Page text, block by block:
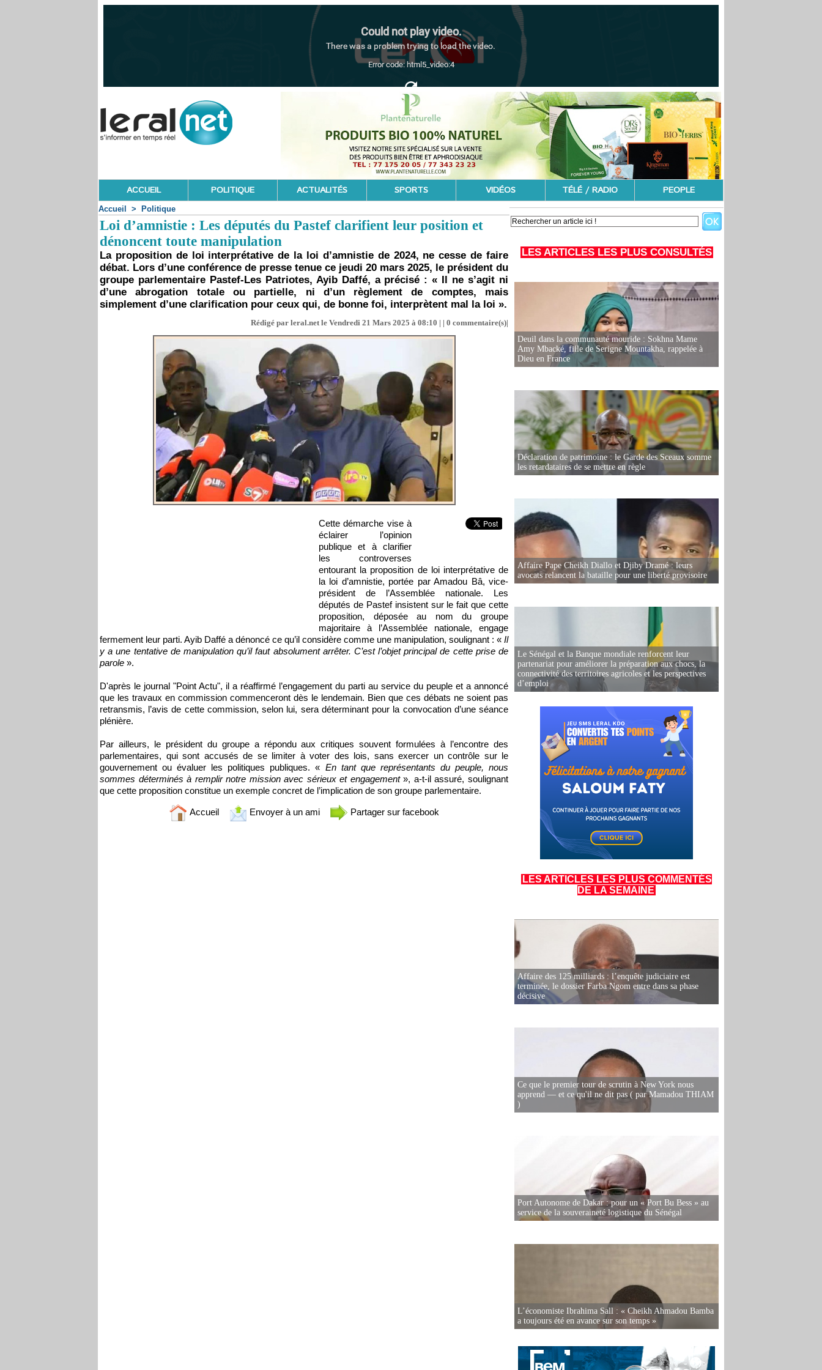
ACCUEIL POLITIQUE ACTUALITÉS SPORTS VIDÉOS TÉLÉ / RADIO PEOPLE
Accueil > Politique
Loi d’amnistie : Les députés du Pastef clarifient leur position et
dénoncent toute manipulation
La proposition de loi interprétative de la loi d’amnistie de 2024, ne cesse de faire
débat. Lors d’une conférence de presse tenue ce jeudi 20 mars 2025, le président du
groupe parlementaire Pastef-Les Patriotes, Ayib Daffé, a précisé : « Il ne s’agit ni
d’une abrogation totale ou partielle, ni d’un règlement de comptes, mais
simplement d’une clarification pour ceux qui, de bonne foi, interprètent mal la loi ».
Rédigé par leral.net le Vendredi 21 Mars 2025 à 08:10 | | 0 commentaire(s)|
Cette démarche vise à
éclairer l’opinion
publique et à clarifier
les controverses
entourant la proposition de loi interprétative de
la loi d’amnistie, portée par Amadou Bâ, vice-
président de l’Assemblée nationale. Les
députés de Pastef insistent sur le fait que cette
proposition, déposée au nom du groupe
majoritaire à l’Assemblée nationale, engage
fermement leur parti. Ayib Daffé a dénoncé ce qu’il considère comme une manipulation, soulignant : « Il
y a une tentative de manipulation qu’il faut absolument arrêter. C’est l’objet principal de cette prise de
parole ».
D'après le journal "Point Actu", il a réaffirmé l’engagement du parti au service du peuple et a annoncé
que les travaux en commission commenceront dès le lendemain. Bien que ces débats ne soient pas
retransmis, l’avis de cette commission, selon lui, sera déterminant pour la convocation d’une séance
plénière.
Par ailleurs, le président du groupe a répondu aux critiques souvent formulées à l’encontre des
parlementaires, qui sont accusés de se limiter à voter des lois, sans exercer un contrôle sur le
gouvernement ou évaluer les politiques publiques. « En tant que représentants du peuple, nous
sommes déterminés à remplir notre mission avec sérieux et engagement», a-t-il assuré, soulignant
que cette proposition constitue un exemple concret de l’implication de son groupe parlementaire.
Accueil Envoyer à un ami Partager sur facebook
LES ARTICLES LES PLUS CONSULTÉS
Deuil dans la communauté mouride : Sokhna Mame
Amy Mbacké, fille de Serigne Mountakha, rappelée à
Dieu en France
Déclaration de patrimoine : le Garde des Sceaux somme
les retardataires de se mettre en règle
Affaire Pape Cheikh Diallo et Djiby Dramé : leurs
avocats relancent la bataille pour une liberté provisoire
Le Sénégal et la Banque mondiale renforcent leur
partenariat pour améliorer la préparation aux chocs, la
connectivité des territoires agricoles et les perspectives
d’emploi
LES ARTICLES LES PLUS COMMENTÉS
DE LA SEMAINE
Affaire des 125 milliards : l’enquête judiciaire est
terminée, le dossier Farba Ngom entre dans sa phase
décisive
Ce que le premier tour de scrutin à New York nous
apprend — et ce qu'il ne dit pas ( par Mamadou THIAM
)
Port Autonome de Dakar : pour un « Port Bu Bess » au
service de la souveraineté logistique du Sénégal
L’économiste Ibrahima Sall : « Cheikh Ahmadou Bamba
a toujours été en avance sur son temps »